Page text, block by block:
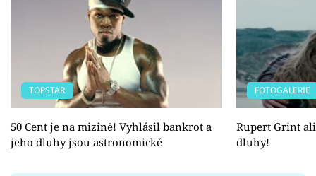
TOPSTAR
50 Cent je na mizině! Vyhlásil bankrot a
jeho dluhy jsou astronomické
FOTOGALERIE
Rupert Grint
dluhy!